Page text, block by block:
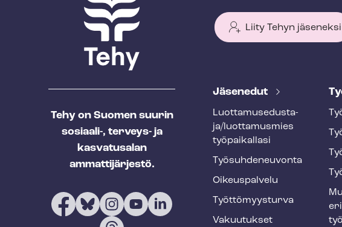
Tehy on Suomen suurin
sosiaali-, terveys- ja
kasvatusalan
ammattijärjestö.
Liity Tehyn jäseneksi
T
h
y
f
o
o
t
Jäsenedut
Luot­ta­muse­dus­ta­
ja/luottamusmies
työpaikallasi
Työ­suh­de­neu­von­ta
Oikeuspalvelu
Työt­tö­myys­tur­va
Vakuutukset